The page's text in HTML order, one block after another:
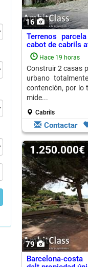
16
Terrenos
cabot de cabrils
Hace 19 horas
Construir 2 casas
urbano
contención, por lo
mide...
Cabrils
Contactar
79
1.250.000€
Barcelona-